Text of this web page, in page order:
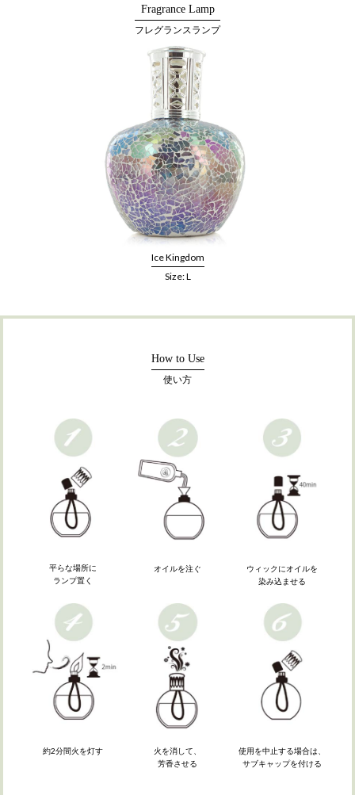
Fragrance Lamp
フレグランスランプ
Ice Kingdom
Size: L
How to Use
使い方
平らな場所に
ランプ置く
オイルを注ぐ
ウィックにオイルを
染み込ませる
約2分間火を灯す
火を消して、
芳香させる
使用を中止する場合は、
サブキャップを付ける